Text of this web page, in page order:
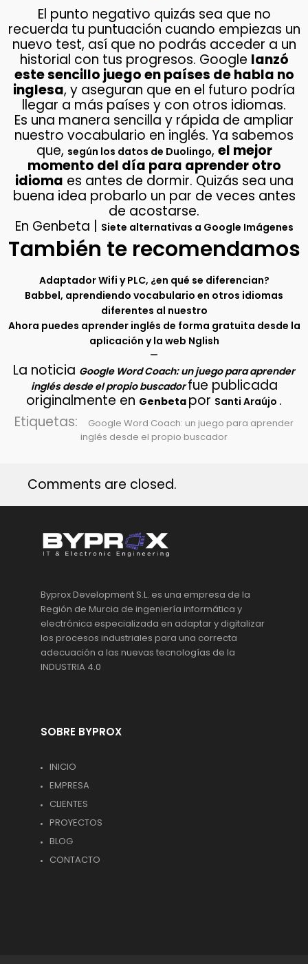
El punto negativo quizás sea que no
recuerda tu puntuación cuando empiezas un
nuevo test, así que no podrás acceder a un
historial con tus progresos. Google lanzó
este sencillo juego en países de habla no
inglesa, y aseguran que en el futuro podría
llegar a más países y con otros idiomas.
Es una manera sencilla y rápida de ampliar
nuestro vocabulario en inglés. Ya sabemos
que, según los datos de Duolingo, el mejor
momento del día para aprender otro
idioma es antes de dormir. Quizás sea una
buena idea probarlo un par de veces antes
de acostarse.
En Genbeta |
Siete alternativas a Google Imágenes
También te recomendamos
Adaptador Wifi y PLC, ¿en qué se diferencian?
Babbel, aprendiendo vocabulario en otros idiomas
diferentes al nuestro
Ahora puedes aprender inglés de forma gratuita desde la
aplicación y la web Nglish
–
La noticia Google Word Coach: un juego para aprender
inglés desde el propio buscadorfue publicada
originalmente en Genbeta por Santi Araújo .
Etiquetas:
Google Word Coach: un juego para aprender
inglés desde el propio buscador
Comments are closed.
Byprox Development S.L. es una empresa de la
Región de Murcia de ingeniería informática y
electrónica especializada en adaptar y digitalizar
los procesos industriales para una correcta
adecuación a las nuevas tecnologías de la
INDUSTRIA 4.0
SOBRE BYPROX
INICIO
EMPRESA
CLIENTES
PROYECTOS
BLOG
CONTACTO